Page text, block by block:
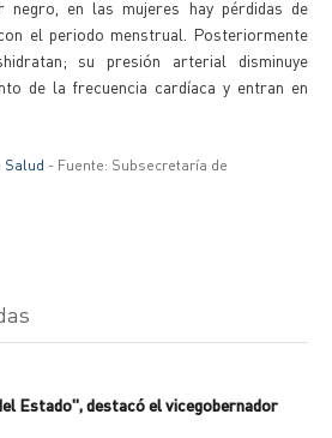
negro, en las mujeres hay pérdidas de
el periodo menstrual. Posteriormente
su presión arterial disminuye
de la frecuencia cardíaca y entran en
Salud - Fuente: Subsecretaría de
Estado", destacó el vicegobernador